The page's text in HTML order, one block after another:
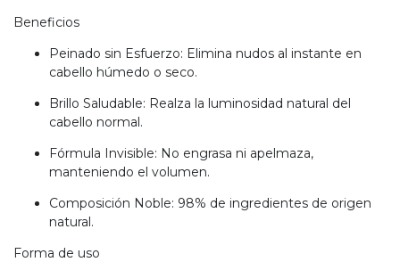
Beneficios
Peinado sin Esfuerzo: Elimina nudos al instante en
cabello húmedo o seco.
Brillo Saludable: Realza la luminosidad natural del
cabello normal.
Fórmula Invisible: No engrasa ni apelmaza,
manteniendo el volumen.
Composición Noble: 98% de ingredientes de origen
natural.
Forma de uso